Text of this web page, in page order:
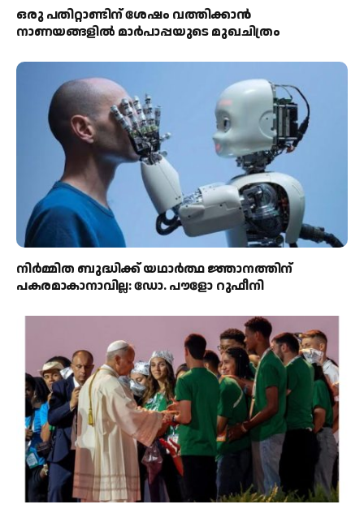
ഒരു പതിറ്റാണ്ടിന് ശേഷം വത്തിക്കാൻ
നാണയങ്ങളിൽ മാർപാപ്പയുടെ മുഖചിത്രം
നിർമ്മിത ബുദ്ധിക്ക് യഥാർത്ഥ ജ്ഞാനത്തിന്
പകരമാകാനാവില്ല: ഡോ. പൗളോ റുഫീനി